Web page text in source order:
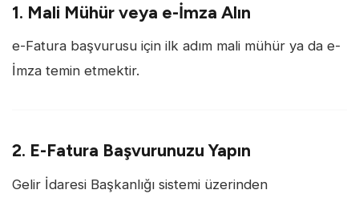
1. Mali Mühür veya e-İmza Alın
e-Fatura başvurusu için ilk adım mali mühür ya da e-
İmza temin etmektir.
2. E-Fatura Başvurunuzu Yapın
Gelir İdaresi Başkanlığı sistemi üzerinden